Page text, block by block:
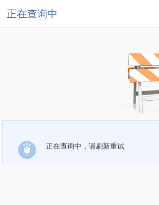
正在查询中
正在查询中，请刷新重试